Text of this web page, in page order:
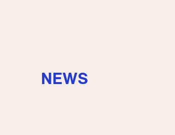
NEWS